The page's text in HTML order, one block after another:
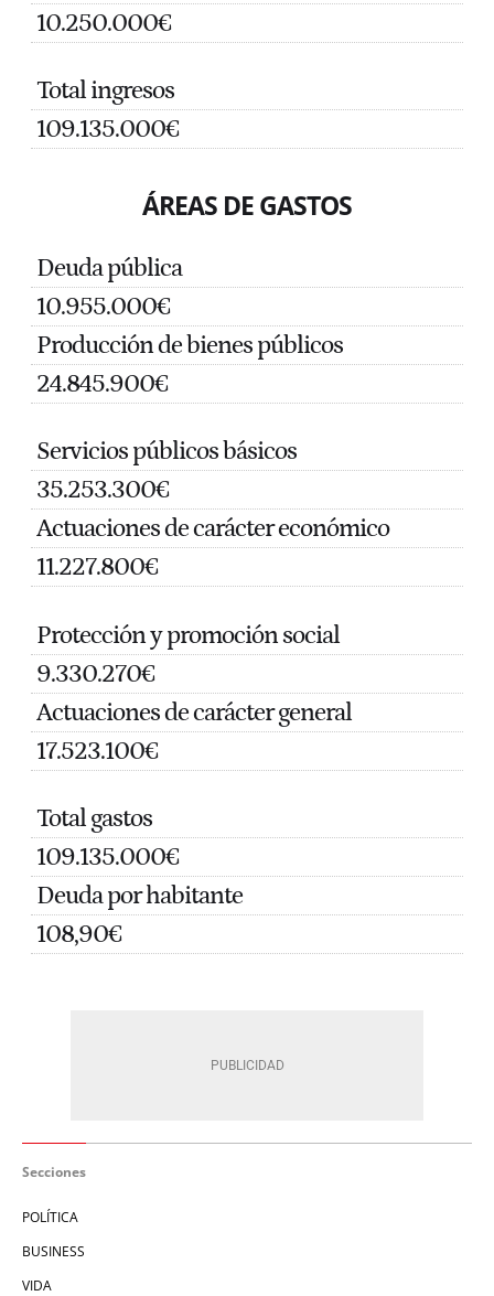
10.250.000€
Total ingresos
109.135.000€
ÁREAS DE GASTOS
Deuda pública
10.955.000€
Producción de bienes públicos
24.845.900€
Servicios públicos básicos
35.253.300€
Actuaciones de carácter económico
11.227.800€
Protección y promoción social
9.330.270€
Actuaciones de carácter general
17.523.100€
Total gastos
109.135.000€
Deuda por habitante
108,90€
Secciones
POLÍTICA
BUSINESS
VIDA